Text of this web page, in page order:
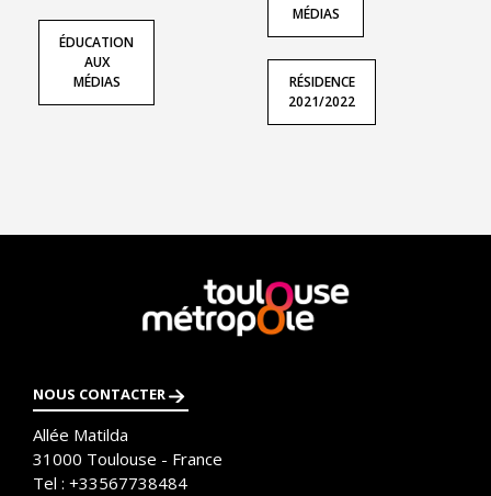
ÉDUCATION
AUX
MÉDIAS
MÉDIAS
RÉSIDENCE
2021/2022
En
savoir
plus
NOUS CONTACTER
Allée Matilda
31000 Toulouse - France
Tel : +33567738484